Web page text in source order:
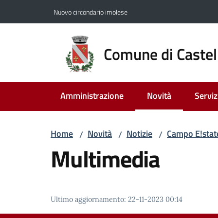
Nuovo circondario imolese
Comune di
Amministrazione Novità
Menu selezionato
Home / Novità / Notizie / Campo
Multimedia
Ultimo aggiornamento: 22-11-2023 00:14